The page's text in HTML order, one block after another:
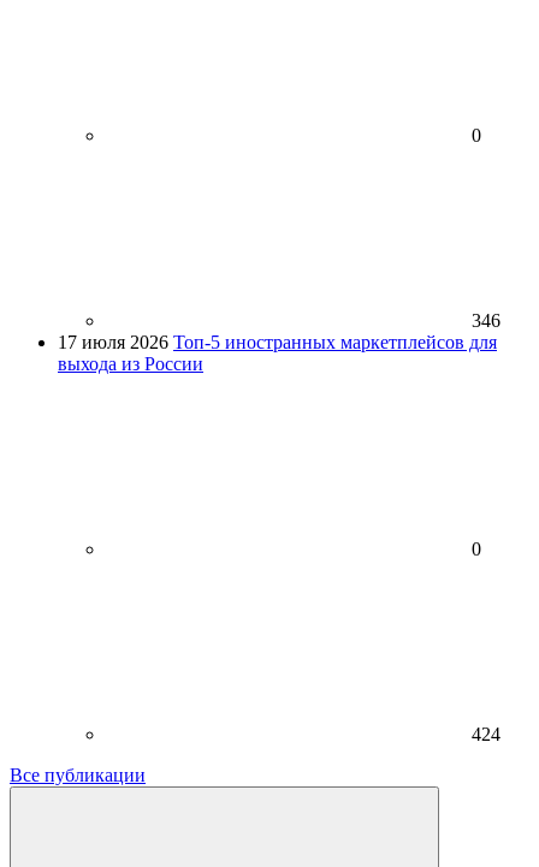
0
346
17 июля 2026 Топ-5 иностранных маркетплейсов для
выхода из России
0
424
Все публикации